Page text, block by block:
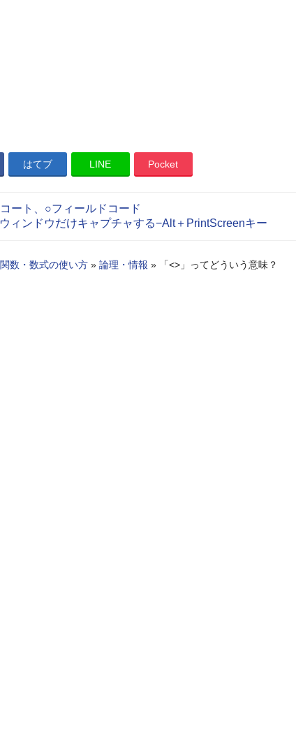
はてブ LINE Pocket
ート、○フィールドコード
ィンドウだけキャプチャする−Alt＋PrintScreenキー
数・数式の使い方 » 論理・情報 » 「<>」ってどういう意味？